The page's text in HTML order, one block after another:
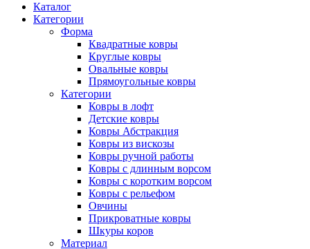
Каталог
Категории
Форма
Квадратные ковры
Круглые ковры
Овальные ковры
Прямоугольные ковры
Категории
Ковры в лофт
Детские ковры
Ковры Абстракция
Ковры из вискозы
Ковры ручной работы
Ковры с длинным ворсом
Ковры с коротким ворсом
Ковры с рельефом
Овчины
Прикроватные ковры
Шкуры коров
Материал